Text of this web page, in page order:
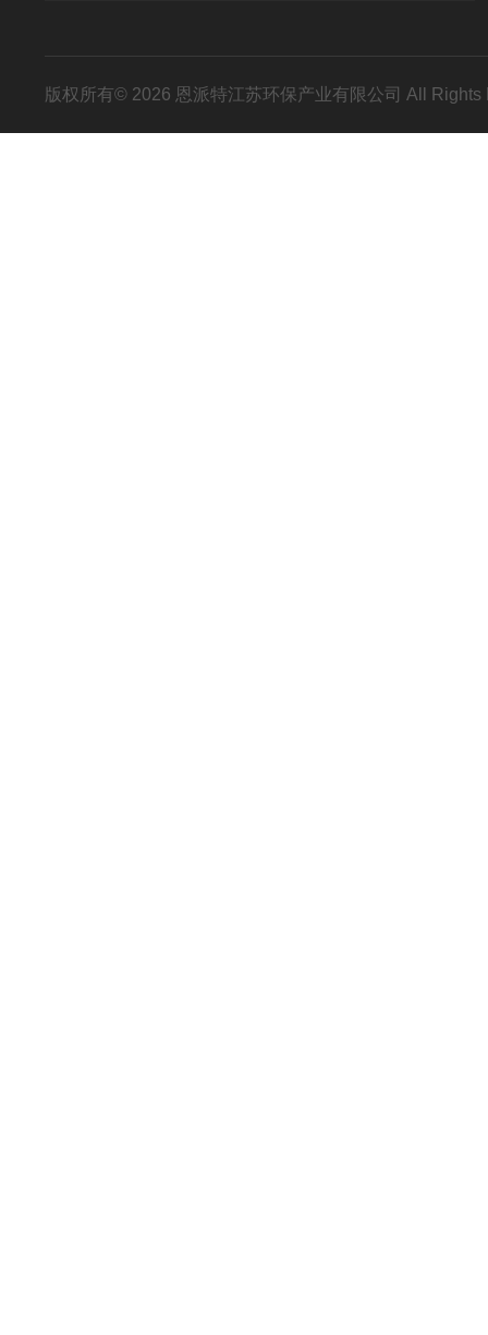
版权所有© 2026 恩派特江苏环保产业有限公司 All